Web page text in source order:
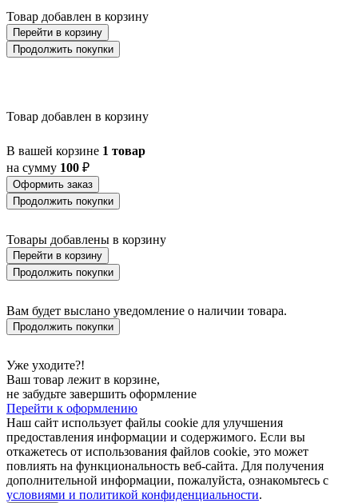
Товар добавлен в корзину
Перейти в корзину
Продолжить покупки
Товар добавлен в корзину
В вашей корзине 1 товар
на сумму 100 ₽
Оформить заказ
Продолжить покупки
Товары добавлены в корзину
Перейти в корзину
Продолжить покупки
Вам будет выслано уведомление о наличии товара.
Продолжить покупки
Уже уходите?!
Ваш товар лежит в корзине,
не забудьте завершить оформление
Перейти к оформлению
Наш сайт использует файлы cookie для улучшения
предоставления информации и содержимого. Если вы
откажетесь от использования файлов cookie, это может
повлиять на функциональность веб-сайта. Для получения
дополнительной информации, пожалуйста, ознакомьтесь с
условиями и политикой конфиденциальности.